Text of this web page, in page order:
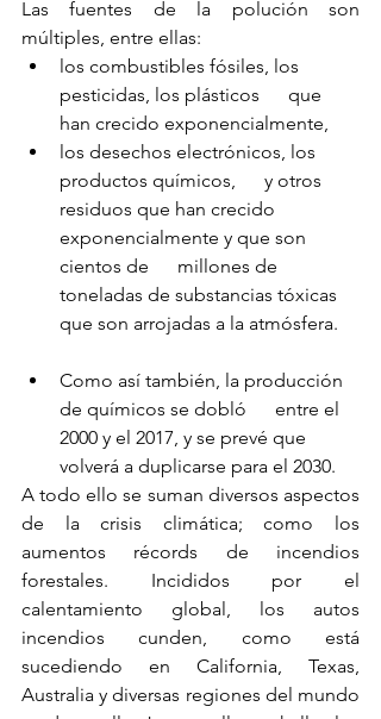
Las fuentes de la polución son
múltiples, entre ellas:
los combustibles fósiles, los
pesticidas, los plásticos      que
han crecido exponencialmente,
los desechos electrónicos, los
productos químicos,      y otros
residuos que han crecido
exponencialmente y que son
cientos de      millones de
toneladas de substancias tóxicas
que son arrojadas a la atmósfera.
Como así también, la producción
de químicos se dobló      entre el
2000 y el 2017, y se prevé que
volverá a duplicarse para el 2030.
A todo ello se suman diversos aspectos
de la crisis climática; como los
aumentos récords de incendios
forestales. Incididos por el
calentamiento global, los autos
incendios cunden, como está
sucediendo en California, Texas,
Australia y diversas regiones del mundo